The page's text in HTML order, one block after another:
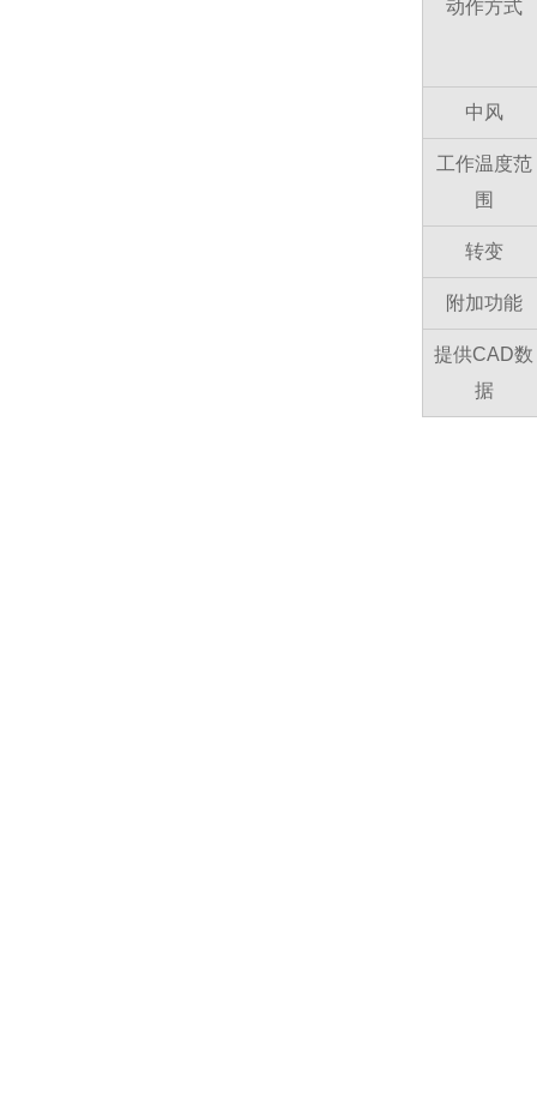
动作方式
中风
工作温度范
围
转变
附加功能
提供CAD数
据